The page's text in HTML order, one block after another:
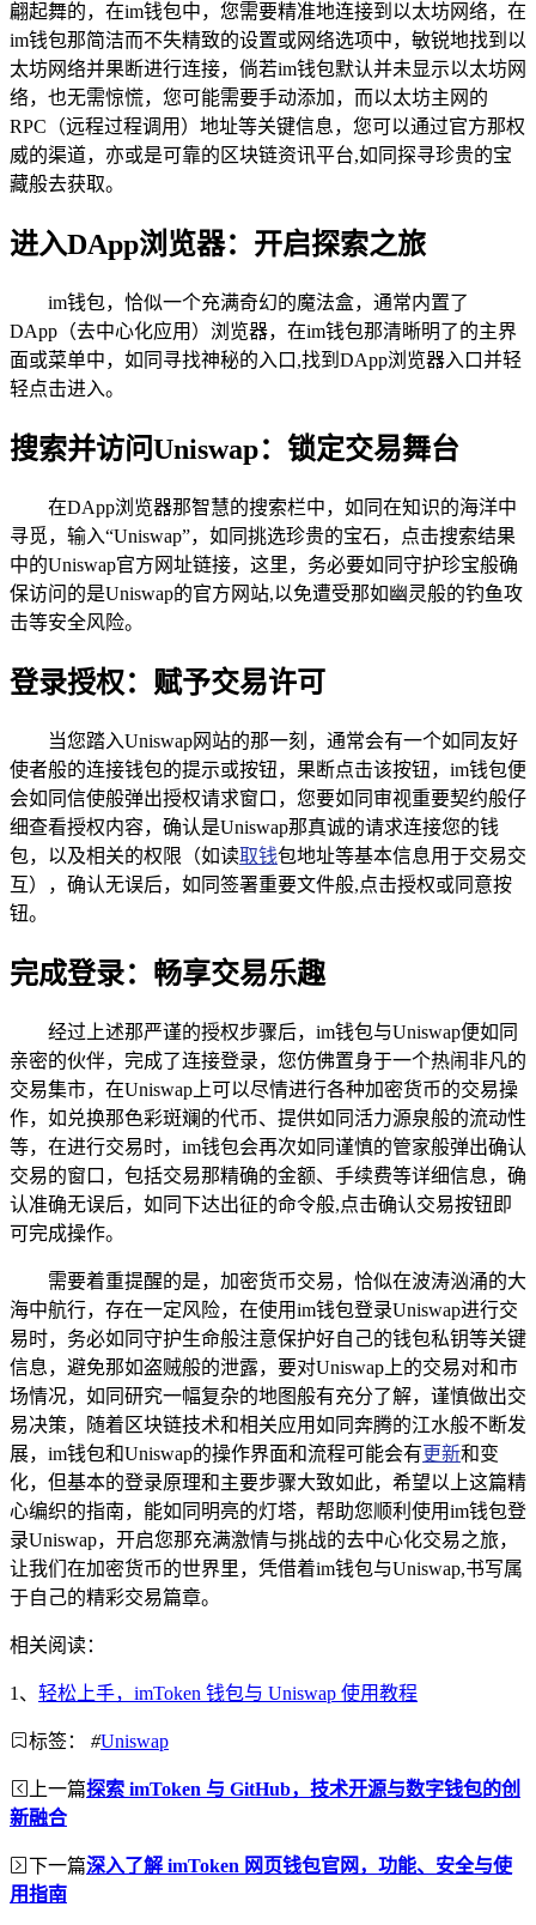
翩起舞的，在im钱包中，您需要精准地连接到以太坊网络，在
im钱包那简洁而不失精致的设置或网络选项中，敏锐地找到以
太坊网络并果断进行连接，倘若im钱包默认并未显示以太坊网
络，也无需惊慌，您可能需要手动添加，而以太坊主网的
RPC（远程过程调用）地址等关键信息，您可以通过官方那权
威的渠道，亦或是可靠的区块链资讯平台,如同探寻珍贵的宝
藏般去获取。
进入DApp浏览器：开启探索之旅
im钱包，恰似一个充满奇幻的魔法盒，通常内置了
DApp（去中心化应用）浏览器，在im钱包那清晰明了的主界
面或菜单中，如同寻找神秘的入口,找到DApp浏览器入口并轻
轻点击进入。
搜索并访问Uniswap：锁定交易舞台
在DApp浏览器那智慧的搜索栏中，如同在知识的海洋中
寻觅，输入“Uniswap”，如同挑选珍贵的宝石，点击搜索结果
中的Uniswap官方网址链接，这里，务必要如同守护珍宝般确
保访问的是Uniswap的官方网站,以免遭受那如幽灵般的钓鱼攻
击等安全风险。
登录授权：赋予交易许可
当您踏入Uniswap网站的那一刻，通常会有一个如同友好
使者般的连接钱包的提示或按钮，果断点击该按钮，im钱包便
会如同信使般弹出授权请求窗口，您要如同审视重要契约般仔
细查看授权内容，确认是Uniswap那真诚的请求连接您的钱
包，以及相关的权限（如读取钱包地址等基本信息用于交易交
互），确认无误后，如同签署重要文件般,点击授权或同意按
钮。
完成登录：畅享交易乐趣
经过上述那严谨的授权步骤后，im钱包与Uniswap便如同
亲密的伙伴，完成了连接登录，您仿佛置身于一个热闹非凡的
交易集市，在Uniswap上可以尽情进行各种加密货币的交易操
作，如兑换那色彩斑斓的代币、提供如同活力源泉般的流动性
等，在进行交易时，im钱包会再次如同谨慎的管家般弹出确认
交易的窗口，包括交易那精确的金额、手续费等详细信息，确
认准确无误后，如同下达出征的命令般,点击确认交易按钮即
可完成操作。
需要着重提醒的是，加密货币交易，恰似在波涛汹涌的大
海中航行，存在一定风险，在使用im钱包登录Uniswap进行交
易时，务必如同守护生命般注意保护好自己的钱包私钥等关键
信息，避免那如盗贼般的泄露，要对Uniswap上的交易对和市
场情况，如同研究一幅复杂的地图般有充分了解，谨慎做出交
易决策，随着区块链技术和相关应用如同奔腾的江水般不断发
展，im钱包和Uniswap的操作界面和流程可能会有更新和变
化，但基本的登录原理和主要步骤大致如此，希望以上这篇精
心编织的指南，能如同明亮的灯塔，帮助您顺利使用im钱包登
录Uniswap，开启您那充满激情与挑战的去中心化交易之旅，
让我们在加密货币的世界里，凭借着im钱包与Uniswap,书写属
于自己的精彩交易篇章。
相关阅读：
1、 轻松上手，imToken 钱包与 Uniswap 使用教程
标签： #Uniswap
上一篇探索 imToken 与 GitHub，技术开源与数字钱包的创
新融合
下一篇深入了解 imToken 网页钱包官网，功能、安全与使
用指南